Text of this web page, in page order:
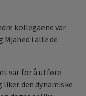
kollegaene var
i alle de
var for å utføre
liker den dynamiske